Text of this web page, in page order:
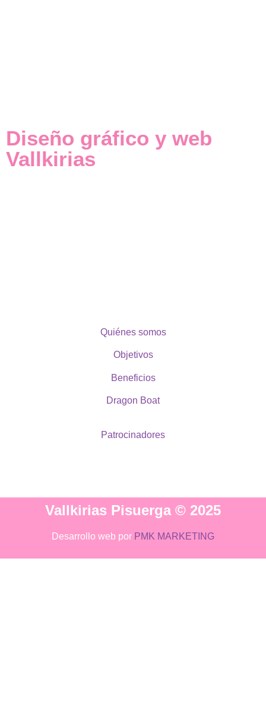
Diseño gráfico y web
Vallkirias
Quiénes somos
Objetivos
Beneficios
Dragon Boat
Patrocinadores
Vallkirias Pisuerga © 2025
Desarrollo web por PMK MARKETING